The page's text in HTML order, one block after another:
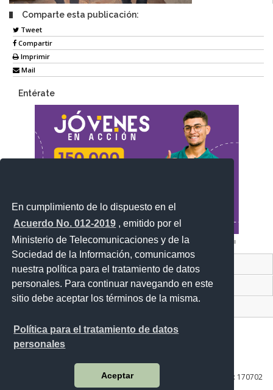
En cumplimiento de lo dispuesto en el
Acuerdo No. 012-2019 , emitido por el
Ministerio de Telecomunicaciones y de la
Sociedad de la Información, comunicamos
nuestra política para el tratamiento de datos
personales. Para continuar navegando en este
sitio debe aceptar los términos de la misma.
Política para el tratamiento de datos
personales
Aceptar
Comparte esta publicación:
Tweet
Compartir
Imprimir
Mail
Entérate
Contacto Ciudadano Digital
Portal Trámites Ciudadanos
Sistema Nacional de Información (SNI)
Av. Lira Ňan entre Amaru Ňan y Quitumbe Ñan
Plataforma Gubernamental de Desarrollo Social | Código Postal: 170702
| Quito - Ecuador